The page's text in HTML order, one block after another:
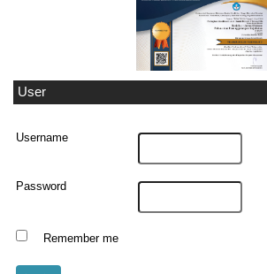
User
Username
Password
Remember me